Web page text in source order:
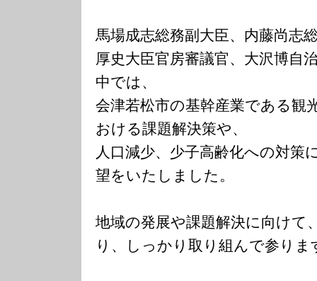
馬場成志総務副大臣、内藤尚志
厚史大臣官房審議官、大沢博自
中では、
会津若松市の基幹産業である観
おける課題解決策や、
人口減少、少子高齢化への対策
望をいたしました。
地域の発展や課題解決に向けて
り、しっかり取り組んで参りま